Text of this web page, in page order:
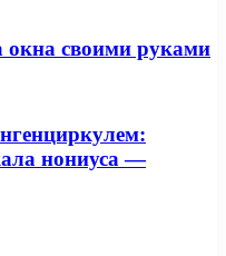
окна своими руками
нониуса —